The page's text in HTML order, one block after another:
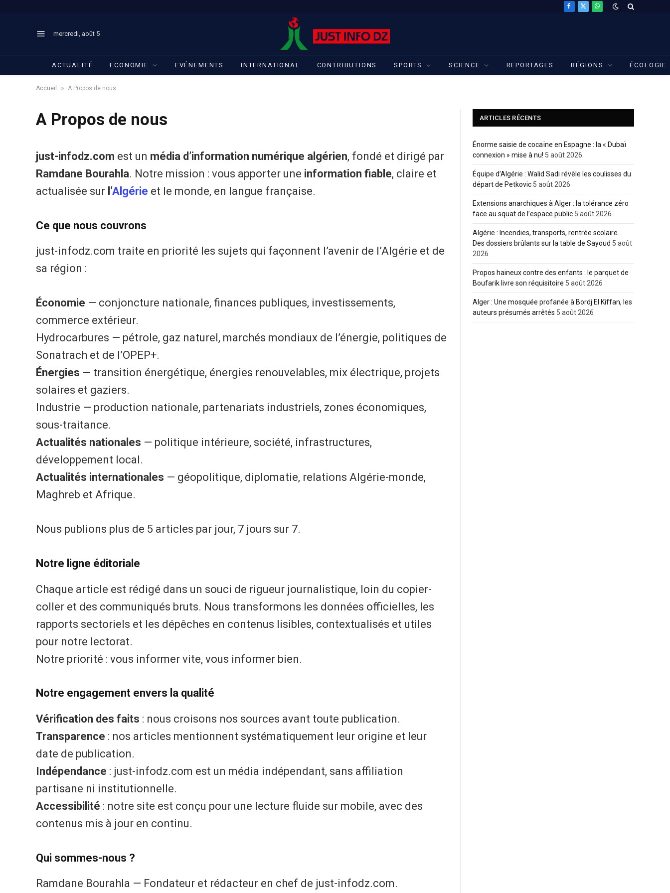
Facebook
X
WhatsApp
mercredi, août 5
ACTUALITÉ ECONOMIE EVÉNEMENTS INTERNATIONAL CONTRIBUTIONS SPORTS SCIENCE REPORTAGES RÉGIONS ÉCOLOGIE
Accueil » A Propos de nous
A Propos de nous
just-infodz.com est un média d’information numérique algérien, fondé et dirigé par
Ramdane Bourahla. Notre mission : vous apporter une information fiable, claire et
actualisée sur l’Algérie et le monde, en langue française.
Ce que nous couvrons
just-infodz.com traite en priorité les sujets qui façonnent l’avenir de l’Algérie et de
sa région :
Économie — conjoncture nationale, finances publiques, investissements,
commerce extérieur.
Hydrocarbures — pétrole, gaz naturel, marchés mondiaux de l’énergie, politiques de
Sonatrach et de l’OPEP+.
Énergies — transition énergétique, énergies renouvelables, mix électrique, projets
solaires et gaziers.
Industrie — production nationale, partenariats industriels, zones économiques,
sous-traitance.
Actualités nationales — politique intérieure, société, infrastructures,
développement local.
Actualités internationales — géopolitique, diplomatie, relations Algérie-monde,
Maghreb et Afrique.
Nous publions plus de 5 articles par jour, 7 jours sur 7.
Notre ligne éditoriale
Chaque article est rédigé dans un souci de rigueur journalistique, loin du copier-
coller et des communiqués bruts. Nous transformons les données officielles, les
rapports sectoriels et les dépêches en contenus lisibles, contextualisés et utiles
pour notre lectorat.
Notre priorité : vous informer vite, vous informer bien.
Notre engagement envers la qualité
Vérification des faits : nous croisons nos sources avant toute publication.
Transparence : nos articles mentionnent systématiquement leur origine et leur
date de publication.
Indépendance : just-infodz.com est un média indépendant, sans affiliation
partisane ni institutionnelle.
Accessibilité : notre site est conçu pour une lecture fluide sur mobile, avec des
contenus mis à jour en continu.
Qui sommes-nous ?
Ramdane Bourahla — Fondateur et rédacteur en chef de just-infodz.com.
ARTICLES RÉCENTS
Énorme saisie de cocaïne en Espagne : la « Dubaï
connexion » mise à nu! 5 août 2026
Équipe d’Algérie : Walid Sadi révèle les coulisses du
départ de Petkovic 5 août 2026
Extensions anarchiques à Alger : la tolérance zéro
face au squat de l’espace public 5 août 2026
Algérie : Incendies, transports, rentrée scolaire…
Des dossiers brûlants sur la table de Sayoud 5 août
2026
Propos haineux contre des enfants : le parquet de
Boufarik livre son réquisitoire 5 août 2026
Alger : Une mosquée profanée à Bordj El Kiffan, les
auteurs présumés arrêtés 5 août 2026